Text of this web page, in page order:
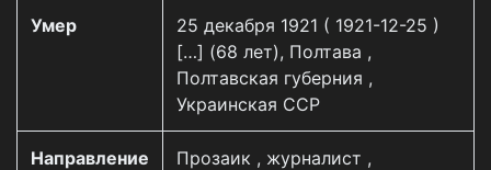
Умер
25 декабря 1921 ( 1921-12-25 )
[…] (68 лет), Полтава ,
Полтавская губерния ,
Украинская ССР
Направление
Прозаик , журналист ,